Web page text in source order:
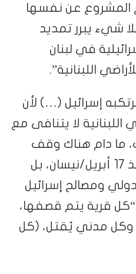
المشروع عن نفسها
شيء يبرر تمديد
في لبنان
اللبنانية”.
إسرائيل (…) لأن
لا يتنافى مع
ما دام هناك وقف
لإطلاق النار في لبنان منذ 17 أبريل/نيسان، بل
ومصالح إسرائيل
“كل قرية يتم قصفها،
وكل مدني يُقتل، (كل